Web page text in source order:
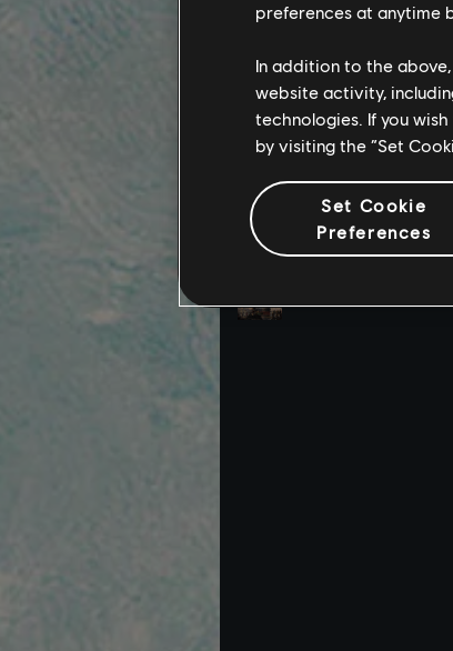
preferences at anytime
In addition to the
website activity,
technologies. If you
by visiting the “Set
Set Cookie
Preferences